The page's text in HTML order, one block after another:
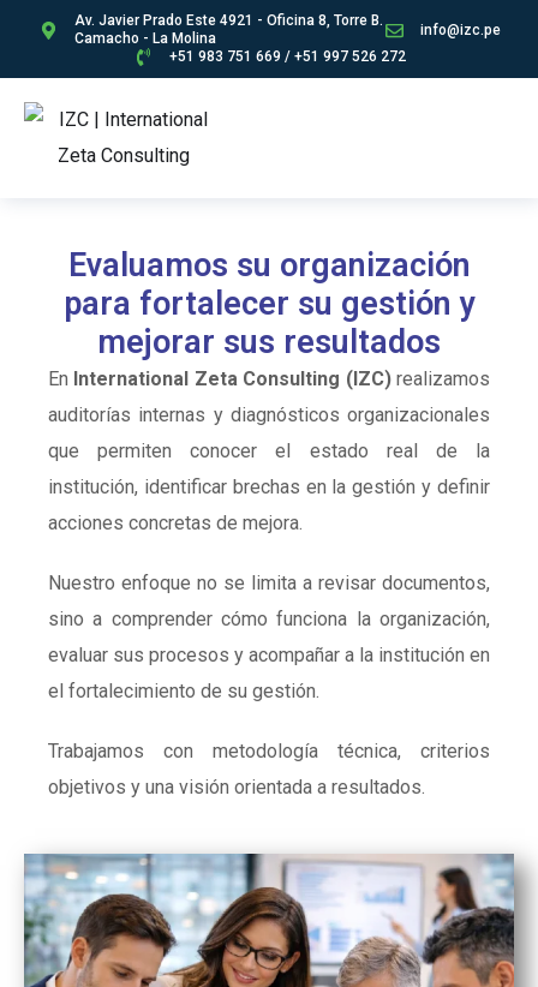
Av. Javier Prado Este 4921 - Oficina 8, Torre B.
Camacho - La Molina
info@izc.pe
+51 983 751 669 / +51 997 526 272
Evaluamos su organización
para fortalecer su gestión y
mejorar sus resultados
En International Zeta Consulting (IZC)realizamos
auditorías internas y diagnósticos organizacionales
que permiten conocer el estado real de la
institución, identificar brechas en la gestión y definir
acciones concretas de mejora.
Nuestro enfoque no se limita a revisar documentos,
sino a comprender cómo funciona la organización,
evaluar sus procesos y acompañar a la institución en
el fortalecimiento de su gestión.
Trabajamos con metodología técnica, criterios
objetivos y una visión orientada a resultados.